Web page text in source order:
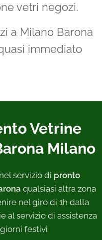
vetri negozi.
a Milano Barona
immediato
Vetrine
Milano
servizio di pronto
qualsiasi altra zona
nel giro di 1h dalla
al servizio di assistenza
festivi